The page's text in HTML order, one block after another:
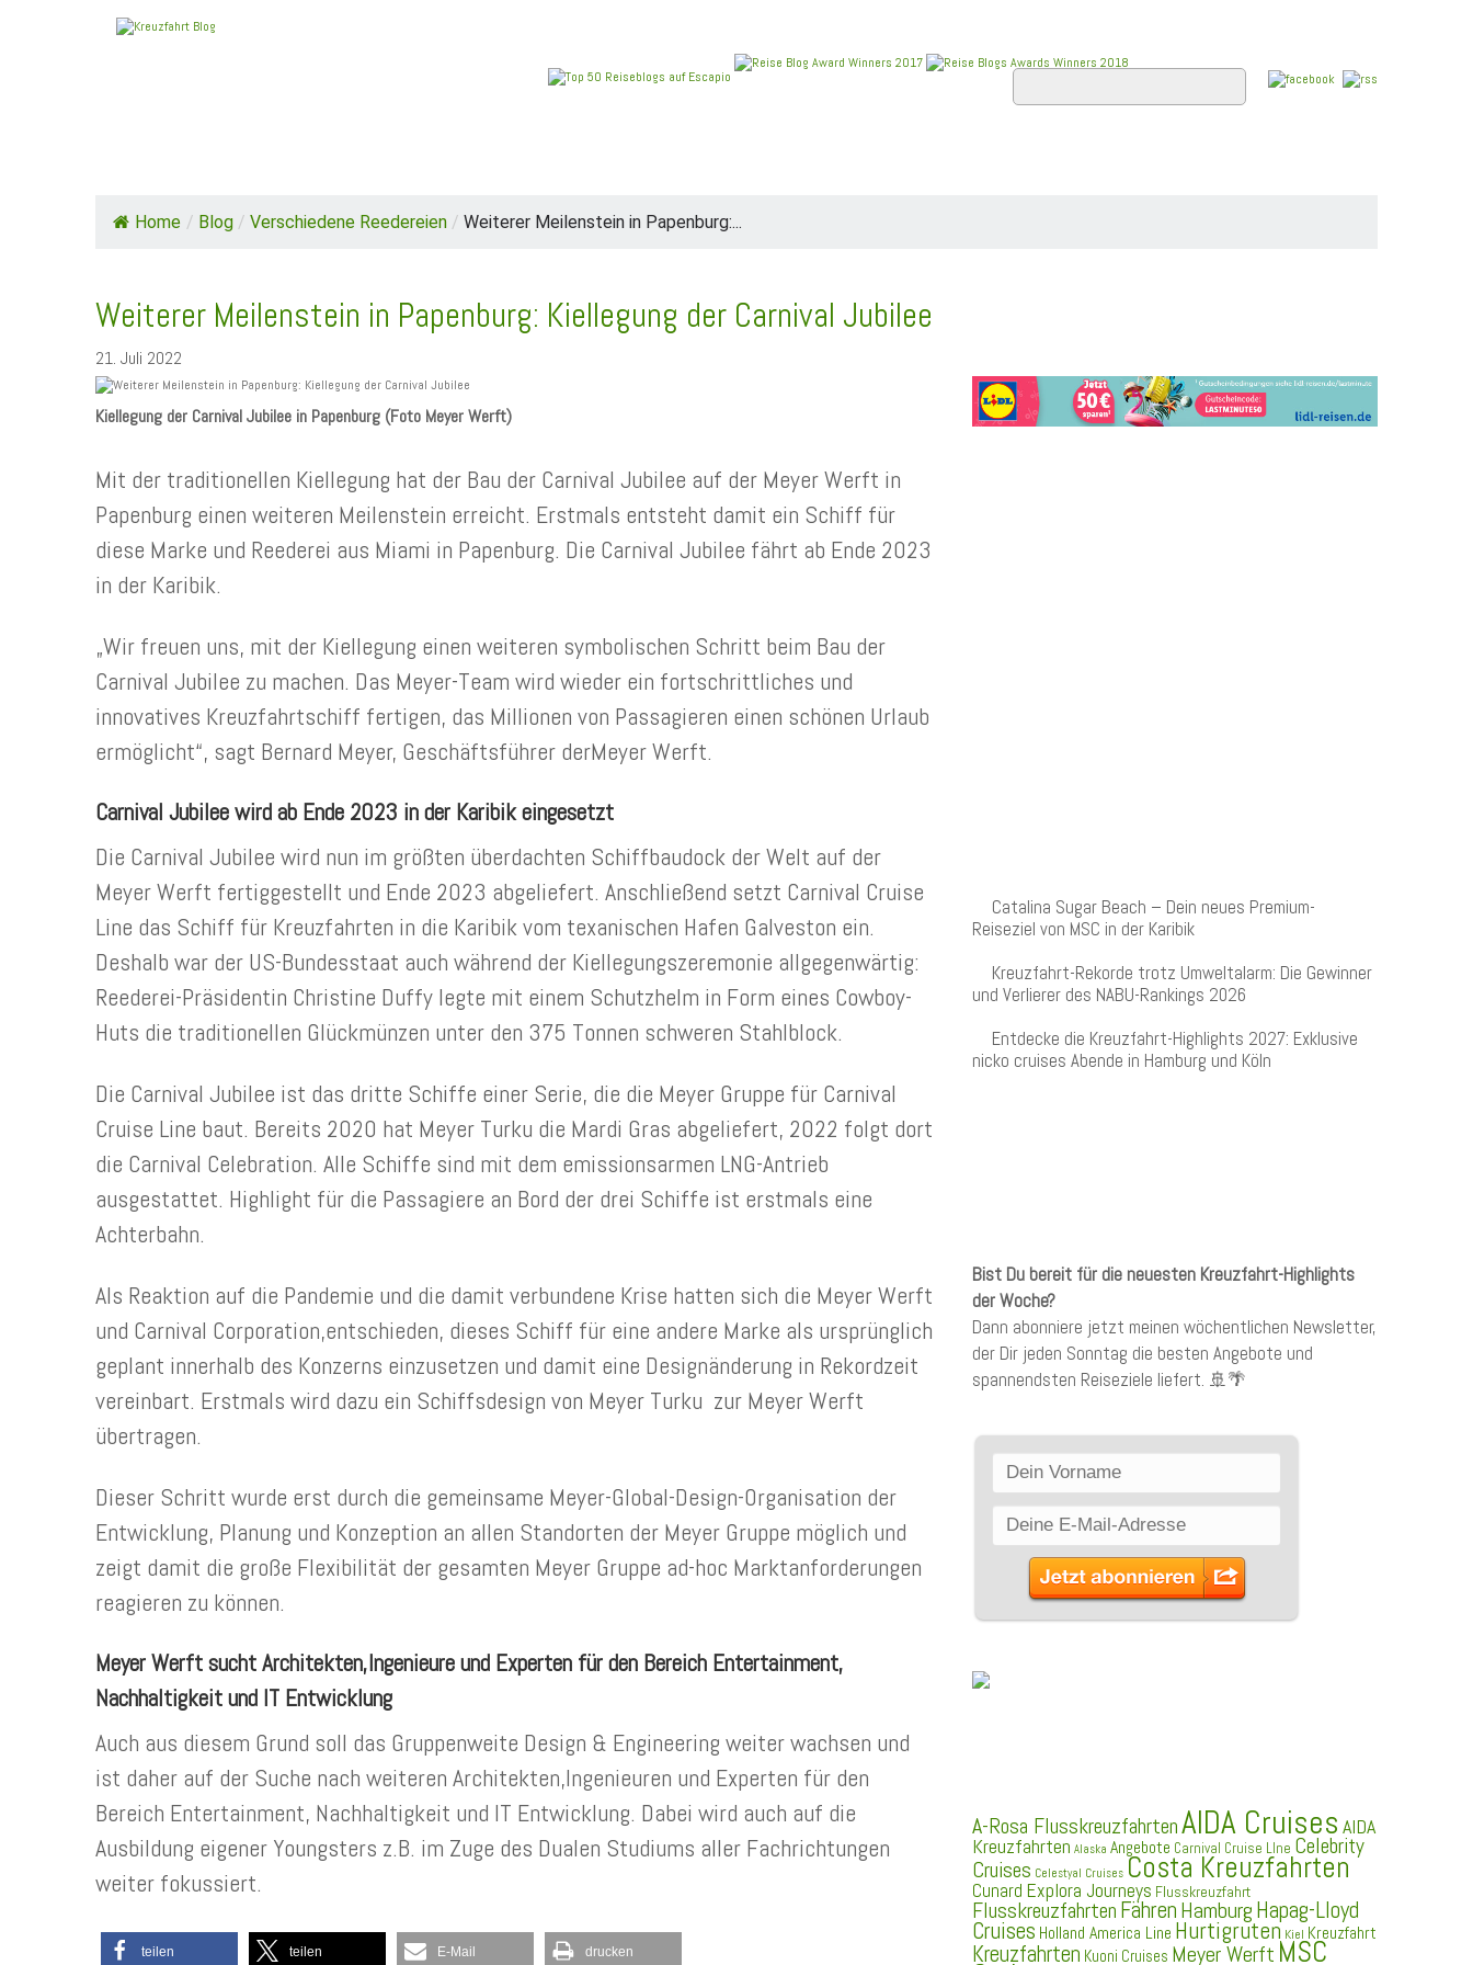
Home / Blog / Verschiedene Reedereien / Weiterer Meilenstein in Papenburg:...
Weiterer Meilenstein in Papenburg: Kiellegung der Carnival Jubilee
21. Juli 2022
Kiellegung der Carnival Jubilee in Papenburg (Foto Meyer Werft)
Mit der traditionellen Kiellegung hat der Bau der Carnival Jubilee auf der Meyer Werft in
Papenburg einen weiteren Meilenstein erreicht. Erstmals entsteht damit ein Schiff für
diese Marke und Reederei aus Miami in Papenburg. Die Carnival Jubilee fährt ab Ende 2023
in der Karibik.
„Wir freuen uns, mit der Kiellegung einen weiteren symbolischen Schritt beim Bau der
Carnival Jubilee zu machen. Das Meyer-Team wird wieder ein fortschrittliches und
innovatives Kreuzfahrtschiff fertigen, das Millionen von Passagieren einen schönen Urlaub
ermöglicht“, sagt Bernard Meyer, Geschäftsführer derMeyer Werft.
Carnival Jubilee wird ab Ende 2023 in der Karibik eingesetzt
Die Carnival Jubilee wird nun im größten überdachten Schiffbaudock der Welt auf der
Meyer Werft fertiggestellt und Ende 2023 abgeliefert. Anschließend setzt Carnival Cruise
Line das Schiff für Kreuzfahrten in die Karibik vom texanischen Hafen Galveston ein.
Deshalb war der US-Bundesstaat auch während der Kiellegungszeremonie allgegenwärtig:
Reederei-Präsidentin Christine Duffy legte mit einem Schutzhelm in Form eines Cowboy-
Huts die traditionellen Glückmünzen unter den 375 Tonnen schweren Stahlblock.
Die Carnival Jubilee ist das dritte Schiffe einer Serie, die die Meyer Gruppe für Carnival
Cruise Line baut. Bereits 2020 hat Meyer Turku die Mardi Gras abgeliefert, 2022 folgt dort
die Carnival Celebration. Alle Schiffe sind mit dem emissionsarmen LNG-Antrieb
ausgestattet. Highlight für die Passagiere an Bord der drei Schiffe ist erstmals eine
Achterbahn.
Als Reaktion auf die Pandemie und die damit verbundene Krise hatten sich die Meyer Werft
und Carnival Corporation,entschieden, dieses Schiff für eine andere Marke als ursprünglich
geplant innerhalb des Konzerns einzusetzen und damit eine Designänderung in Rekordzeit
vereinbart. Erstmals wird dazu ein Schiffsdesign von Meyer Turku zur Meyer Werft
übertragen.
Dieser Schritt wurde erst durch die gemeinsame Meyer-Global-Design-Organisation der
Entwicklung, Planung und Konzeption an allen Standorten der Meyer Gruppe möglich und
zeigt damit die große Flexibilität der gesamten Meyer Gruppe ad-hoc Marktanforderungen
reagieren zu können.
Meyer Werft sucht Architekten,Ingenieure und Experten für den Bereich Entertainment,
Nachhaltigkeit und IT Entwicklung
Auch aus diesem Grund soll das Gruppenweite Design & Engineering weiter wachsen und
ist daher auf der Suche nach weiteren Architekten,Ingenieuren und Experten für den
Bereich Entertainment, Nachhaltigkeit und IT Entwicklung. Dabei wird auch auf die
Ausbildung eigener Youngsters z.B. im Zuge des Dualen Studiums aller Fachrichtungen
weiter fokussiert.
teilen teilen E-Mail drucken
Catalina Sugar Beach – Dein neues Premium-
Reiseziel von MSC in der Karibik
Kreuzfahrt-Rekorde trotz Umweltalarm: Die Gewinner
und Verlierer des NABU-Rankings 2026
Entdecke die Kreuzfahrt-Highlights 2027: Exklusive
nicko cruises Abende in Hamburg und Köln
Bist Du bereit für die neuesten Kreuzfahrt-Highlights
der Woche?
Dann abonniere jetzt meinen wöchentlichen Newsletter,
der Dir jeden Sonntag die besten Angebote und
spannendsten Reiseziele liefert. 🚢🌴
A-Rosa FlusskreuzfahrtenAIDA Cruises AIDA
Kreuzfahrten Alaska Angebote Carnival Cruise LIne Celebrity
Cruises Celestyal Cruises Costa Kreuzfahrten
Cunard Explora Journeys Flusskreuzfahrt
Flusskreuzfahrten FährenHamburgHapag-Lloyd
Cruises Holland America Line Hurtigruten Kiel Kreuzfahrt
Kreuzfahrten Kuoni Cruises Meyer WerftMSC